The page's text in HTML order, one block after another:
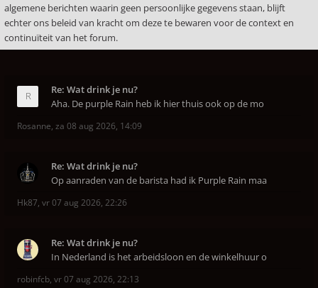
algemene berichten waarin geen persoonlijke gegevens staan, blijft
echter ons beleid van kracht om deze te bewaren voor de context en
continuïteit van het forum.
Re: Wat drink je nu?
Aha. De purple Rain heb ik hier thuis ook op de mo
Rosanne, za 08 aug 2026, 14:09
Re: Wat drink je nu?
Op aanraden van de barista had ik Purple Rain maa
Hk87, vr 07 aug 2026, 22:26
Re: Wat drink je nu?
In Nederland is het arbeidsloon en de winkelhuur o
robinfcb, vr 07 aug 2026, 22:13